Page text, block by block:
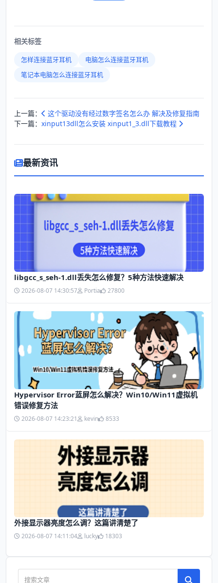
相关标签
怎样连接蓝牙耳机
电脑怎么连接蓝牙耳机
笔记本电脑怎么连接蓝牙耳机
上一篇：
这个驱动没有经过数字签名怎么办 解决及修复指南
下一篇： xinput13dll怎么安装 xinput1_3.dll下载教程
最新资讯
libgcc_s_seh-1.dll丢失怎么修复？5种方法快速解决
2026-08-07 14:30:57 Portia 27800
Hypervisor Error蓝屏怎么解决？Win10/Win11虚拟机
错误修复方法
2026-08-07 14:23:21 kevin 8533
外接显示器亮度怎么调？这篇讲清楚了
2026-08-07 14:11:04 lucky 18303